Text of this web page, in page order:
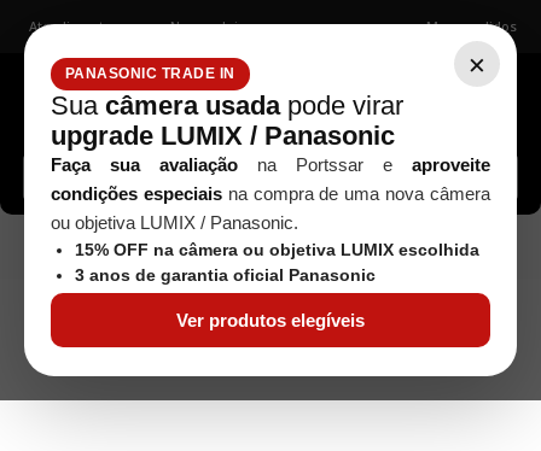
×
PANASONIC TRADE IN
Sua câmera usadapode virar
upgrade LUMIX / Panasonic
Faça sua avaliação na Portssar e aproveite
condições especiaisna compra de uma nova câmera
ou objetiva LUMIX / Panasonic.
15% OFF na câmera ou objetiva LUMIX escolhida
3 anos de garantia oficial Panasonic
Ver produtos elegíveis
Atendimento Nossas lojas Meus pedidos
Buscar câmeras, lentes, acessórios...
Acessórios Pilhas, Baterias e Carregadores
Íons de Lítio Recarregável Nikon EN-EL15C